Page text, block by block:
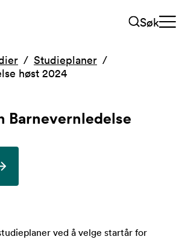
Søk
Studieplaner
høst 2024
Barnevernledelse
ved å velge startår for